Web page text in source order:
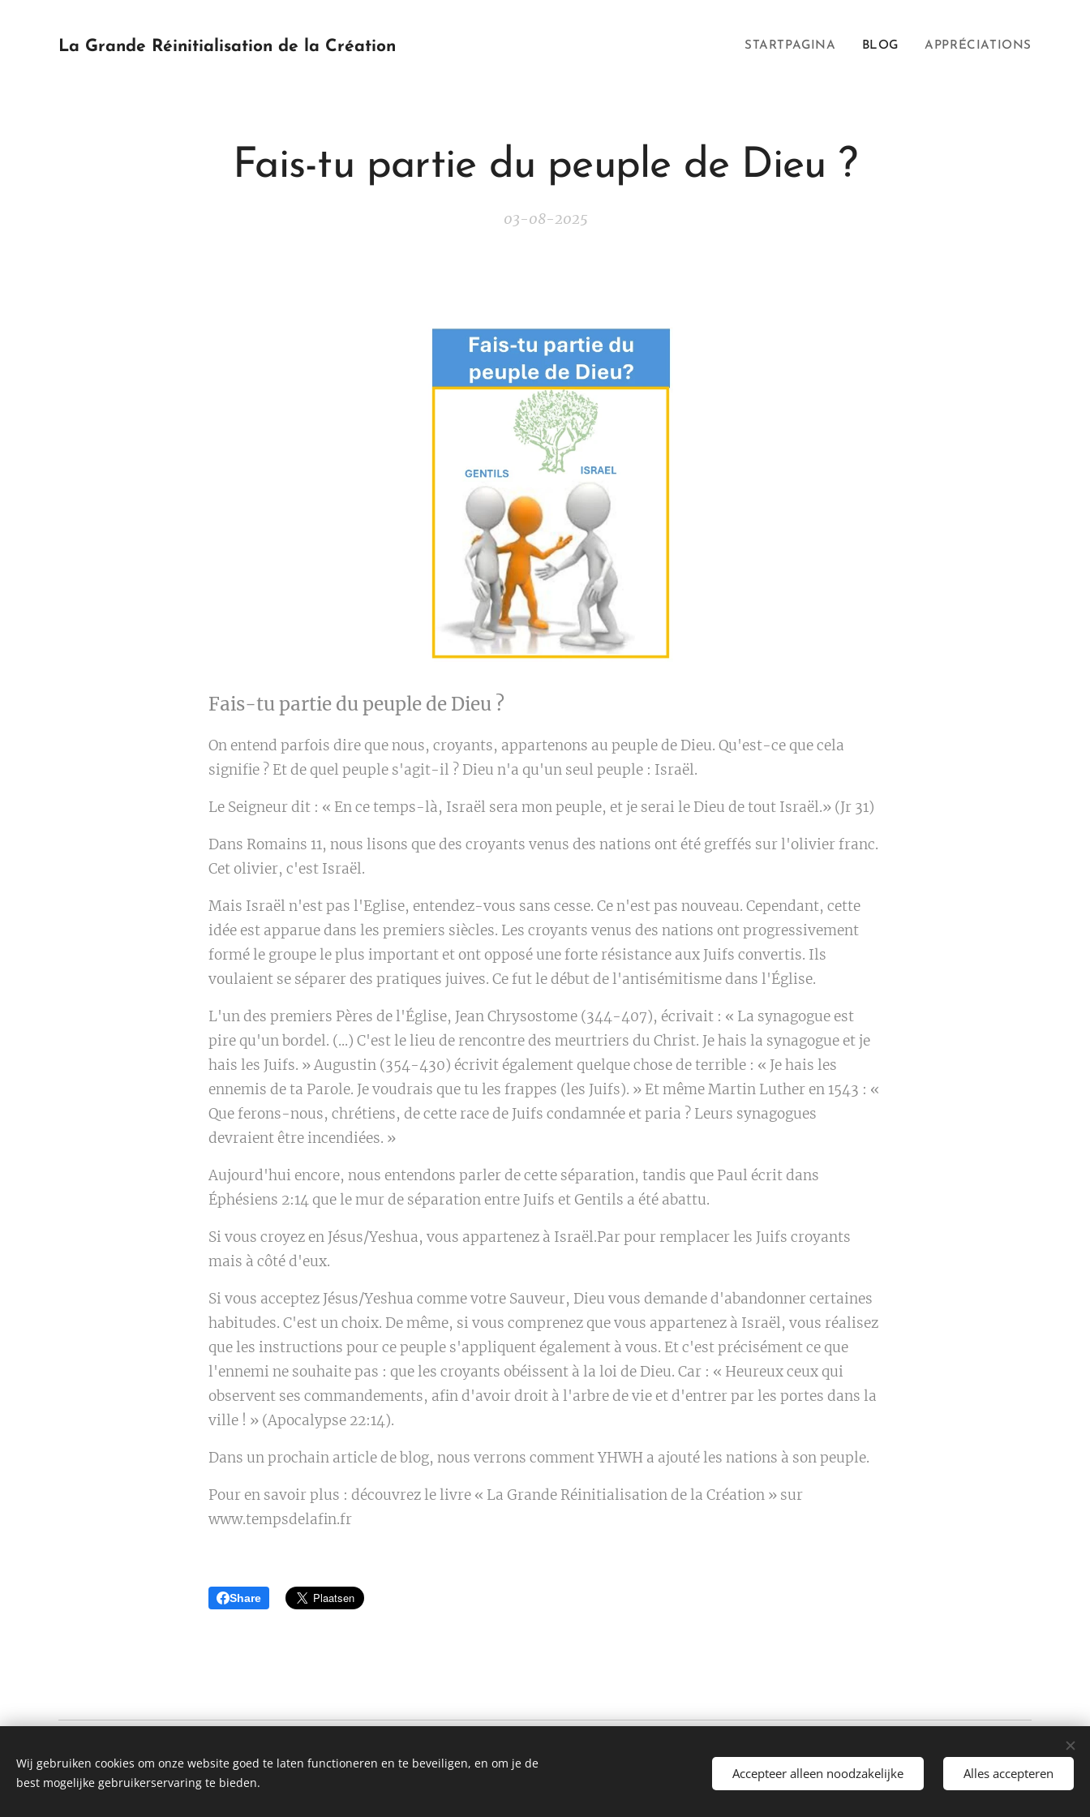
La Grande Réinitialisation de la Création STARTPAGINA BLOG APPRÉCIATIONS
Fais-tu partie du peuple de Dieu ?
03-08-2025
Fais-tu partie du peuple de Dieu ?
On entend parfois dire que nous, croyants, appartenons au peuple de Dieu. Qu'est-ce que cela
signifie ? Et de quel peuple s'agit-il ? Dieu n'a qu'un seul peuple : Israël.
Le Seigneur dit : « En ce temps-là, Israël sera mon peuple, et je serai le Dieu de tout Israël.» (Jr 31)
Dans Romains 11, nous lisons que des croyants venus des nations ont été greffés sur l'olivier franc.
Cet olivier, c'est Israël.
Mais Israël n'est pas l'Eglise, entendez-vous sans cesse. Ce n'est pas nouveau. Cependant, cette
idée est apparue dans les premiers siècles. Les croyants venus des nations ont progressivement
formé le groupe le plus important et ont opposé une forte résistance aux Juifs convertis. Ils
voulaient se séparer des pratiques juives. Ce fut le début de l'antisémitisme dans l'Église.
L'un des premiers Pères de l'Église, Jean Chrysostome (344-407), écrivait : « La synagogue est
pire qu'un bordel. (...) C'est le lieu de rencontre des meurtriers du Christ. Je hais la synagogue et je
hais les Juifs. » Augustin (354-430) écrivit également quelque chose de terrible : « Je hais les
ennemis de ta Parole. Je voudrais que tu les frappes (les Juifs). » Et même Martin Luther en 1543 : «
Que ferons-nous, chrétiens, de cette race de Juifs condamnée et paria ? Leurs synagogues
devraient être incendiées. »
Aujourd'hui encore, nous entendons parler de cette séparation, tandis que Paul écrit dans
Éphésiens 2:14 que le mur de séparation entre Juifs et Gentils a été abattu.
Si vous croyez en Jésus/Yeshua, vous appartenez à Israël.Par pour remplacer les Juifs croyants
mais à côté d'eux.
Si vous acceptez Jésus/Yeshua comme votre Sauveur, Dieu vous demande d'abandonner certaines
habitudes. C'est un choix. De même, si vous comprenez que vous appartenez à Israël, vous réalisez
que les instructions pour ce peuple s'appliquent également à vous. Et c'est précisément ce que
l'ennemi ne souhaite pas : que les croyants obéissent à la loi de Dieu. Car : « Heureux ceux qui
observent ses commandements, afin d'avoir droit à l'arbre de vie et d'entrer par les portes dans la
ville ! » (Apocalypse 22:14).
Dans un prochain article de blog, nous verrons comment YHWH a ajouté les nations à son peuple.
Pour en savoir plus : découvrez le livre « La Grande Réinitialisation de la Création » sur
www.tempsdelafin.fr
Share
Alle rechten voorbehouden 2022
Mogelijk gemaakt doorWebnode Cookies
Wij gebruiken cookies om onze website goed te laten functioneren en te beveiligen, en om je de
best mogelijke gebruikerservaring te bieden.
Accepteer alleen noodzakelijke Alles accepteren